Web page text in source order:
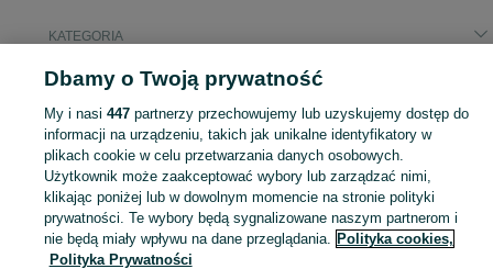
KATEGORIA
Popularne wyszukiwania
oferty pracy
Skorzystaj z największego serwisu ogłoszeniowego - Sowczyce i okolice! Kupuj to, czego pragniesz i sprzedawaj to, czego już nie potrzebujesz! Zobacz
Mapa kategorii
Mapa miejscowości
Dbamy o Twoją prywatność
My i nasi 447partnerzy przechowujemy lub uzyskujemy dostęp do
informacji na urządzeniu, takich jak unikalne identyfikatory w
plikach cookie w celu przetwarzania danych osobowych.
Użytkownik może zaakceptować wybory lub zarządzać nimi,
klikając poniżej lub w dowolnym momencie na stronie polityki
prywatności. Te wybory będą sygnalizowane naszym partnerom i
nie będą miały wpływu na dane przeglądania. Polityka cookies,
Polityka Prywatności